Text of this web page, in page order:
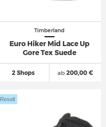
Timberland
Euro Hiker Mid Lace Up
Gore Tex Suede
2 Shops ab200,00 €
Resell